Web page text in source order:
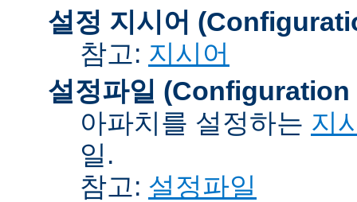
설정 지시어
참고: 지시어
설정파일 (Configuration
아파치를 설정하는 지
일.
참고: 설정파일